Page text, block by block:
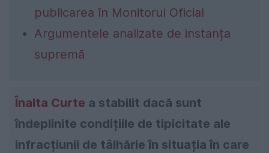
publicarea în Monitorul Oficial
Argumentele analizate de instanța
supremă
Înalta Curte a stabilit dacă sunt
îndeplinite condițiile de tipicitate ale
infracțiunii de tâlhărie în situația în care